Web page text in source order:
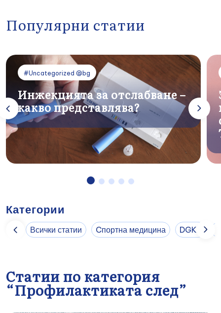
Популярни статии
#Uncategorized @bg
Инжекцията за отслабване –
какво представлява?
Категории
Всички статии Cпортна медицина DGKP
Статии по категория
“Профилактиката след”